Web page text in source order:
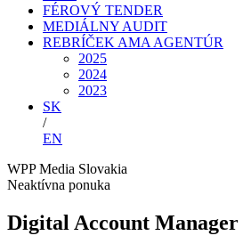
FÉROVÝ TENDER
MEDIÁLNY AUDIT
REBRÍČEK AMA AGENTÚR
2025
2024
2023
SK
/
EN
WPP Media Slovakia
Neaktívna ponuka
Digital Account Manager